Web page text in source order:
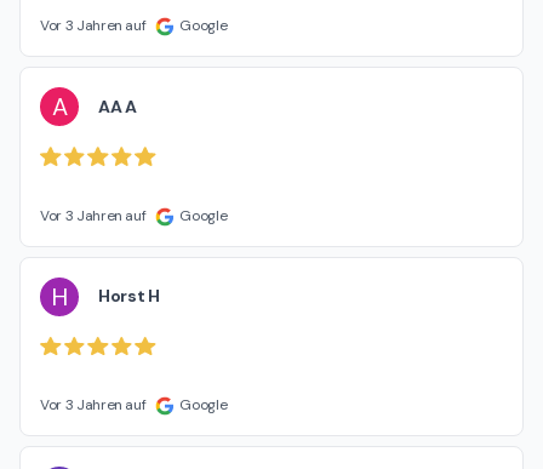
Vor 3 Jahren auf Google
A AA A
Vor 3 Jahren auf Google
H Horst H
Vor 3 Jahren auf Google